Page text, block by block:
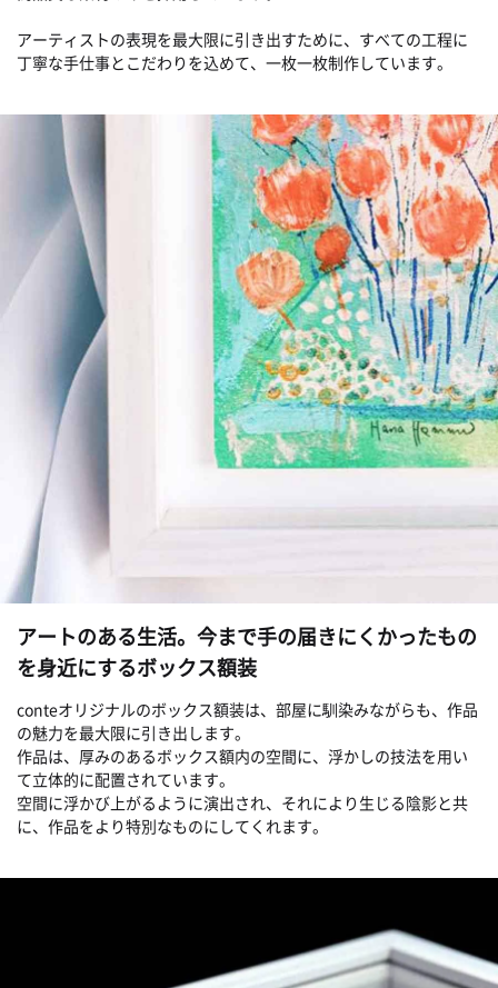
アーティストの表現を最大限に引き出すために、すべての工程に
丁寧な手仕事とこだわりを込めて、一枚一枚制作しています。
アートのある生活。今まで手の届きにくかったもの
を身近にするボックス額装
conteオリジナルのボックス額装は、部屋に馴染みながらも、作品
の魅力を最大限に引き出します。
作品は、厚みのあるボックス額内の空間に、浮かしの技法を用い
て立体的に配置されています。
空間に浮かび上がるように演出され、それにより生じる陰影と共
に、作品をより特別なものにしてくれます。